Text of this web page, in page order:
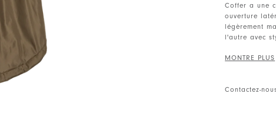
Coffer a une
ouverture
légèrement
l'autre avec
Col montant.
Contactez-